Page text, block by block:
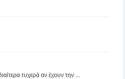
τυχερά αν έχουν την ...